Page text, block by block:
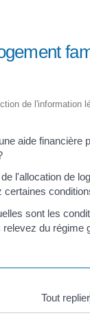
de l'information
aide financière
l'allocation de
certaines
sont les
du régime
Tout replier